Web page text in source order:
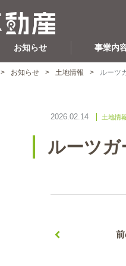
お知らせ 事業内
お知らせ 土地情報 ルーツ
2026.02.14 土地情
ルーツ